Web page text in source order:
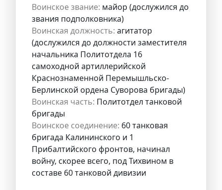
Воинское звание: майор (дослужился до
звания подполковника)
Воинская должность: агитатор
(дослужился до должности заместителя
начальника Политотдела 16
самоходной артиллерийской
Краснознаменной Перемышльско-
Берлинской ордена Суворова бригады)
Воинская часть: Политотдел танковой
бригады
Воинское соединение: 60 танковая
бригада Калининского и 1
Прибалтийского фронтов, начинал
войну, скорее всего, под Тихвином в
составе 60 танковой дивизии